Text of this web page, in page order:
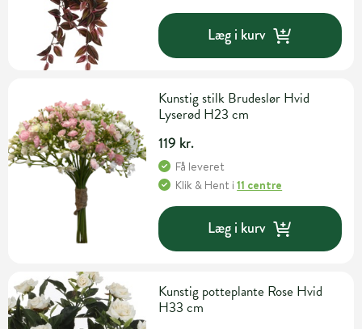
Læg i kurv
Kunstig stilk Brudeslør Hvid
Lyserød H23 cm
119 kr.
Få leveret
Klik & Hent i11 centre
Læg i kurv
Kunstig potteplante Rose Hvid
H33 cm